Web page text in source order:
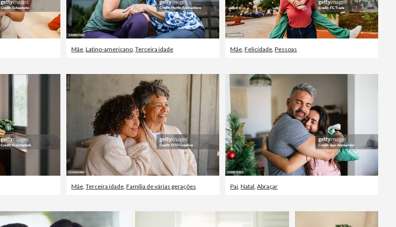
Mãe Latino-americano Terceira idade Mãe Felicidade Pessoas
Mãe, Terceira idade, Família de várias gerações Pai, Natal, Abraçar